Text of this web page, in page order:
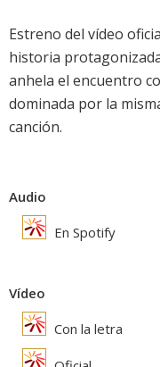
Estreno del vídeo
historia
anhela el encuentro
dominada por la
canción.
Audio
En Spotify
Vídeo
Con la letra